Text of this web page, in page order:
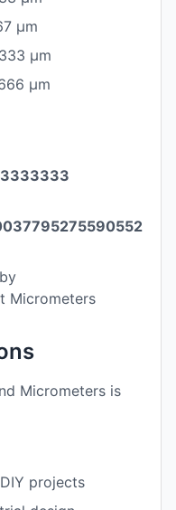
μm
μm
μm
Micrometers
Micrometers is
projects